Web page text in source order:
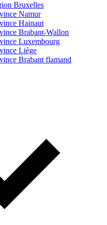
Bruxelles
Namur
Hainaut
Brabant-Wallon
Luxembourg
Liège
Brabant flamand